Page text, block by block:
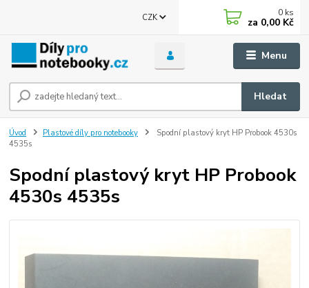
Menu
CZK
Hledat
0 ks
za 0,00 Kč
Úvod Plastové díly pro notebooky
Spodní plastový kryt HP Probook 4530s
4535s
Spodní plastový kryt HP Probook
4530s 4535s